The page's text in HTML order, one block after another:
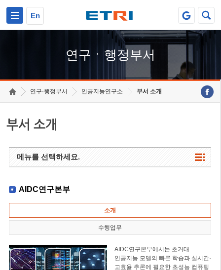
En
연구ㆍ행정부서
연구·행정부서 인공지능연구소 부서 소개
부서 소개
메뉴를 선택하세요.
AIDC연구본부
소개
수행업무
AIDC연구본부에서는 초거대
인공지능 모델의 빠른 학습과 실시간·
고효율 추론에 필요한 초성능 컴퓨팅